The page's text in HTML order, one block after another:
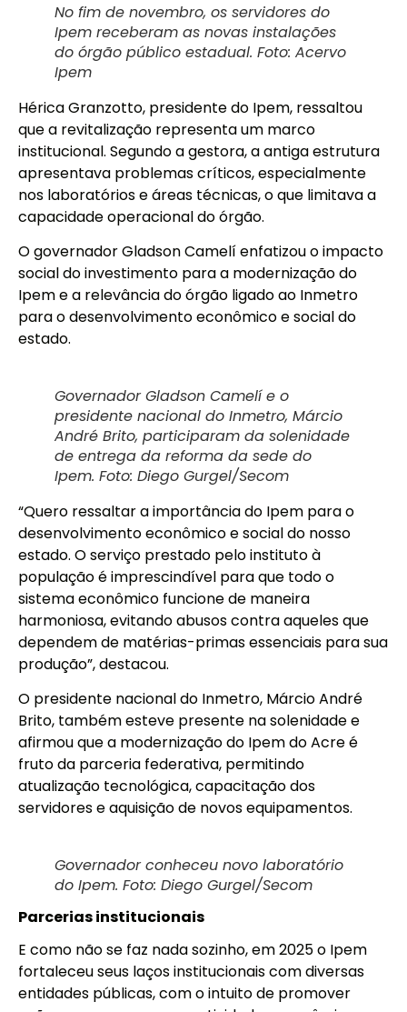
No fim de novembro, os servidores do
Ipem receberam as novas instalações
do órgão público estadual. Foto: Acervo
Ipem
Hérica Granzotto, presidente do Ipem, ressaltou
que a revitalização representa um marco
institucional. Segundo a gestora, a antiga estrutura
apresentava problemas críticos, especialmente
nos laboratórios e áreas técnicas, o que limitava a
capacidade operacional do órgão.
O governador Gladson Camelí enfatizou o impacto
social do investimento para a modernização do
Ipem e a relevância do órgão ligado ao Inmetro
para o desenvolvimento econômico e social do
estado.
Governador Gladson Camelí e o
presidente nacional do Inmetro, Márcio
André Brito, participaram da solenidade
de entrega da reforma da sede do
Ipem. Foto: Diego Gurgel/Secom
“Quero ressaltar a importância do Ipem para o
desenvolvimento econômico e social do nosso
estado. O serviço prestado pelo instituto à
população é imprescindível para que todo o
sistema econômico funcione de maneira
harmoniosa, evitando abusos contra aqueles que
dependem de matérias-primas essenciais para sua
produção”, destacou.
O presidente nacional do Inmetro, Márcio André
Brito, também esteve presente na solenidade e
afirmou que a modernização do Ipem do Acre é
fruto da parceria federativa, permitindo
atualização tecnológica, capacitação dos
servidores e aquisição de novos equipamentos.
Governador conheceu novo laboratório
do Ipem. Foto: Diego Gurgel/Secom
Parcerias institucionais
E como não se faz nada sozinho, em 2025 o Ipem
fortaleceu seus laços institucionais com diversas
entidades públicas, com o intuito de promover